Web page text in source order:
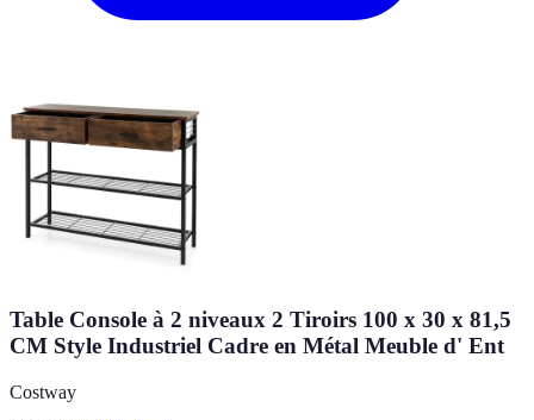
Table Console à 2 niveaux 2 Tiroirs 100 x 30 x 81,5
CM Style Industriel Cadre en Métal Meuble d' Ent
Costway